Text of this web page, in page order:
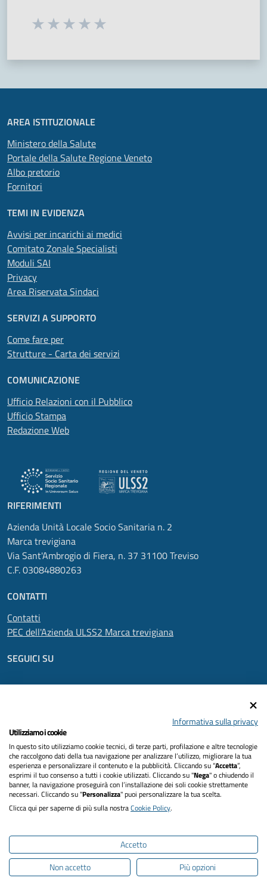
Seleziona una valutazione da 1 a 5 stelle
AREA ISTITUZIONALE
Ministero della Salute
Portale della Salute Regione Veneto
Albo pretorio
Fornitori
TEMI IN EVIDENZA
Avvisi per incarichi ai medici
Comitato Zonale Specialisti
Moduli SAI
Privacy
Area Riservata Sindaci
SERVIZI A SUPPORTO
Come fare per
Strutture - Carta dei servizi
COMUNICAZIONE
Ufficio Relazioni con il Pubblico
Ufficio Stampa
Redazione Web
RIFERIMENTI
Azienda Unità Locale Socio Sanitaria n. 2
Marca trevigiana
Via Sant'Ambrogio di Fiera, n. 37 31100 Treviso
C.F. 03084880263
CONTATTI
Contatti
PEC dell'Azienda ULSS2 Marca trevigiana
SEGUICI SU
Dichiarazione di accessibilità
Note legali
Cookies policy
Mappa del sito
Intranet
Informativa sulla privacy
Utilizziamo i cookie
In questo sito utilizziamo cookie tecnici, di terze parti, profilazione e altre tecnologie
che raccolgono dati della tua navigazione per analizzare l’utilizzo, migliorare la tua
esperienza e personalizzare il contenuto e la pubblicità. Cliccando su “Accetta”,
esprimi il tuo consenso a tutti i cookie utilizzati. Cliccando su "Nega" o chiudendo il
banner, la navigazione proseguirà con l’installazione dei soli cookie strettamente
necessari. Cliccando su "Personalizza" puoi personalizzare la tua scelta.
Clicca qui per saperne di più sulla nostraCookie Policy.
Accetto
Non accetto
Più opzioni